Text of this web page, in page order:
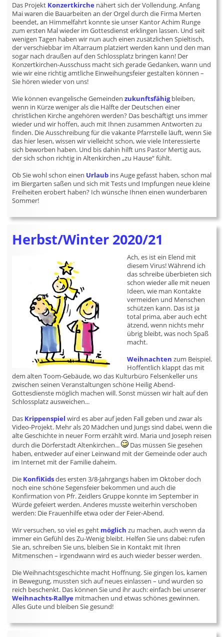
Das Projekt Konzertkirche nähert sich der Vollendung. Anfang
Mai waren die Bauarbeiten an der Orgel durch die Firma Merten
beendet, an Himmelfahrt konnte sie unser Kantor Achim Runge
zum ersten Mal wieder im Gottesdienst erklingen lassen. Und seit
wenigen Tagen haben wir nun auch einen zusätzlichen Spieltisch,
der verschiebbar im Altarraum platziert werden kann und den man
sogar nach draußen auf den Schlossplatz bringen kann! Der
Konzertkirchen-Ausschuss macht sich gerade Gedanken, wann und
wie wir eine richtig amtliche Einweihungsfeier gestalten können –
Sie hören wieder von uns!
Wie können evangelische Gemeindenzukunftsfähigbleiben,
wenn in Kürze weniger als die Hälfte der Deutschen einer
christlichen Kirche angehören werden? Das beschäftigt uns immer
wieder und wir hoffen, auch mit Ihnen zusammen Antworten zu
finden. Die Ausschreibung für die vakante Pfarrstelle läuft, wenn Sie
das hier lesen, wissen wir vielleicht schon, wie viele Interessierte
sich beworben haben. Und bis dahin hilft uns Pastor Mertig aus,
der sich schon richtig in Altenkirchen „zu Hause“ fühlt.
Ob Sie wohl schon einen Urlaub ins Auge gefasst haben, schon mal
im Biergarten saßen und sich mit Tests und Impfungen neue kleine
Freiheiten erobert haben? Ich wünsche Ihnen einen wunderbaren
Sommer!
Herbst/Winter 2020/21
Ach, es ist ein Elend mit
diesem Virus! Während ich
das schreibe überbieten sich
schon wieder alle mit neuen
Ideen, wie man Kontakte
vermeiden und Menschen
schützen kann. Das ist ja
total prima, aber auch echt
ätzend, wenn nichts mehr
übrig bleibt, was noch Spaß
macht.
Weihnachten zum Beispiel.
Hoffentlich klappt das mit
dem alten Toom-Gebäude, wo das Kulturbüro Felsenkeller uns
zwischen seinen Veranstaltungen schöne Heilig Abend-
Gottesdienste möglich machen will. Sonst müssen wir halt auf den
Schlossplatz ausweichen...
Das Krippenspiel wird es aber auf jeden Fall geben und zwar als
Video-Projekt. Mehr als 20 Mädchen und Jungs sind dabei, wenn die
alte Geschichte in neuer Form erzählt wird. Maria und Joseph reisen
durch die Dörferstadt Altenkirchen...
Das müssen Sie gesehen
haben, entweder auf einer Leinwand mit der Gemeinde oder auch
im Internet mit der Familie daheim.
Die KonfiKidsdes ersten 3/8-Jahrgangs haben im Oktober doch
noch eine schöne Segensfeier bekommen und auch die
Konfirmation von Pfr. Zeidlers Gruppe konnte im September in
Würde gefeiert werden. Anderes musste weiterhin verschoben
werden: Die Frauenhilfe etwa oder der Feier-Abend.
Wir versuchen, so viel es geht möglich zu machen, auch wenn da
immer ein Gefühl des Zu-Wenig bleibt. Helfen Sie uns dabei: rufen
Sie an, schreiben Sie uns, bleiben Sie in Kontakt mit Ihren
Mitmenschen – irgendwann wird es auch wieder besser werden.
Die Weihnachtsgeschichte macht Hoffnung. Sie gingen los, kamen
in Bewegung, mussten sich auf neues einlassen – und wurden so
reich beschenkt. Das können Sie und ihr auch: einfach bei unserer
Weihnachts-Rallye mitmachen und etwas schönes gewinnen.
Alles Gute und bleiben Sie gesund!